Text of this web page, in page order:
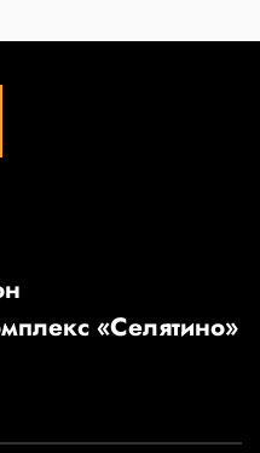
«Селятино»